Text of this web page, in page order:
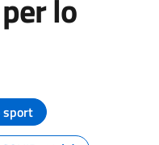
lo
pagina
sport